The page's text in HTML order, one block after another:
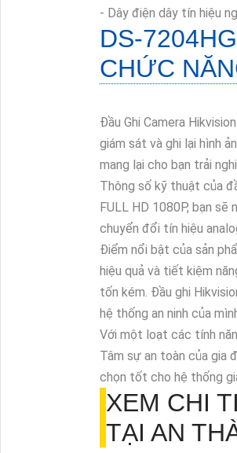
- Dây điện dây tín hiệu
DS-
CHỨC
Đầu Ghi Camera
giám sát và ghi lại hình
mang lại cho bạn trải
Thông số kỹ thuật của
FULL HD 1080P, bạn sẽ
chuyển đổi tín hiệu
Điểm nổi bật của sản
hiệu quả và tiết kiệm
tốn kém. Đầu ghi
hệ thống an ninh của
Với một loạt các tính
Tâm sự an toàn của gia
chọn tốt cho hệ thống
XEM CHI
TẠI AN